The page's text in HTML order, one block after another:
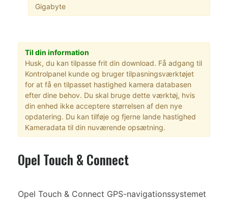
Gigabyte
Til din information
Husk, du kan tilpasse frit din download. Få adgang til
Kontrolpanel kunde og bruger tilpasningsværktøjet
for at få en tilpasset hastighed kamera databasen
efter dine behov. Du skal bruge dette værktøj, hvis
din enhed ikke acceptere størrelsen af den nye
opdatering. Du kan tilføje og fjerne lande hastighed
Kameradata til din nuværende opsætning.
Opel Touch & Connect
Opel Touch & Connect GPS-navigationssystemet